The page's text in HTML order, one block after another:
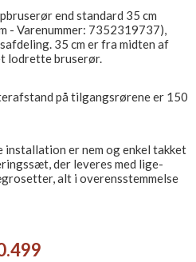
end standard 35 cm
- Varenummer: 7352319737),
35 cm er fra midten af
lodrette bruserør.
på tilgangsrørene er 150
er nem og enkel takket
der leveres med lige-
alt i overensstemmelse